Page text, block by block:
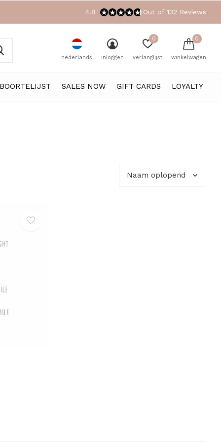
SALES NOW GIFT CARDS LOYALTY
nederlands inloggen verlanglijst
0
winkelwagen
0
4.8 Out of 132 Reviews